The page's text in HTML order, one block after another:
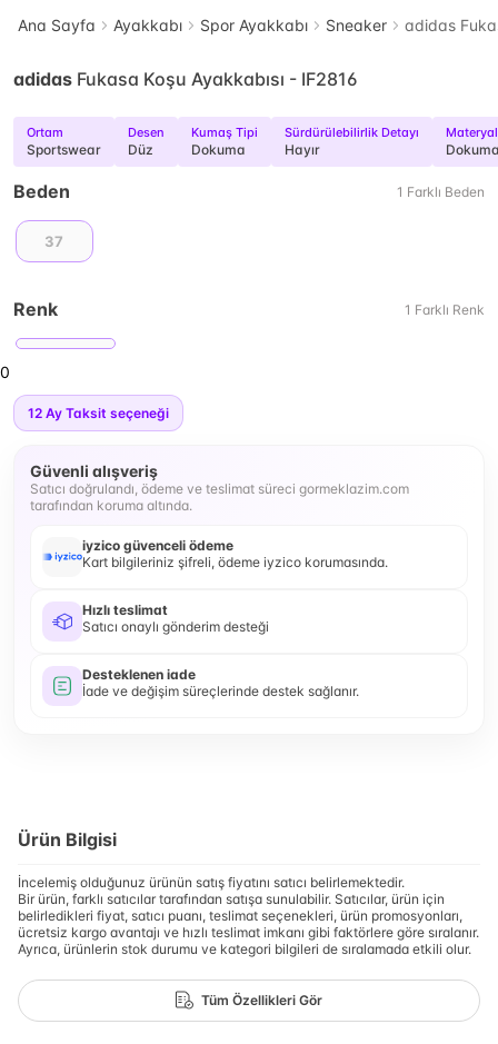
Ana Sayfa Ayakkabı Spor Ayakkabı Sneaker adidas
adidas Fukasa Koşu Ayakkabısı - IF2816
Ortam
Sportswear
Desen
Düz
Kumaş Tipi
Dokuma
Sürdürülebilirlik Detayı
Hayır
Materyal
Beden 1 Farklı Beden
37
Renk 1 Farklı Renk
0
12 Ay Taksit seçeneği
Güvenli alışveriş
Satıcı doğrulandı, ödeme ve teslimat süreci gormeklazim.com
tarafından koruma altında.
iyzico güvenceli ödeme
Kart bilgileriniz şifreli, ödeme iyzico korumasında.
Hızlı teslimat
Satıcı onaylı gönderim desteği
Desteklenen iade
İade ve değişim süreçlerinde destek sağlanır.
Ürün Bilgisi
İncelemiş olduğunuz ürünün satış fiyatını satıcı belirlemektedir.
Bir ürün, farklı satıcılar tarafından satışa sunulabilir. Satıcılar, ürün için
belirledikleri fiyat, satıcı puanı, teslimat seçenekleri, ürün promosyonları,
ücretsiz kargo avantajı ve hızlı teslimat imkanı gibi faktörlere göre sıralanır.
Ayrıca, ürünlerin stok durumu ve kategori bilgileri de sıralamada etkili olur.
Tüm Özellikleri Gör